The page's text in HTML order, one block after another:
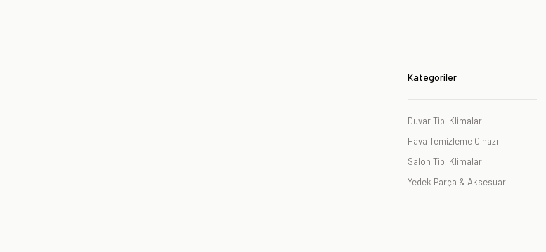
Kategoriler
Duvar Tipi Klimalar
Hava Temizleme Cihazı
Salon Tipi Klimalar
Yedek Parça & Aksesuar